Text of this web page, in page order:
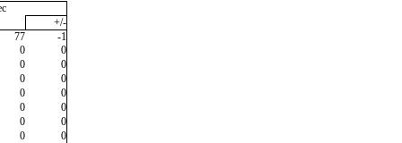
+/-
77
-1
0
0
0
0
0
0
0
0
0
0
0
0
0
0